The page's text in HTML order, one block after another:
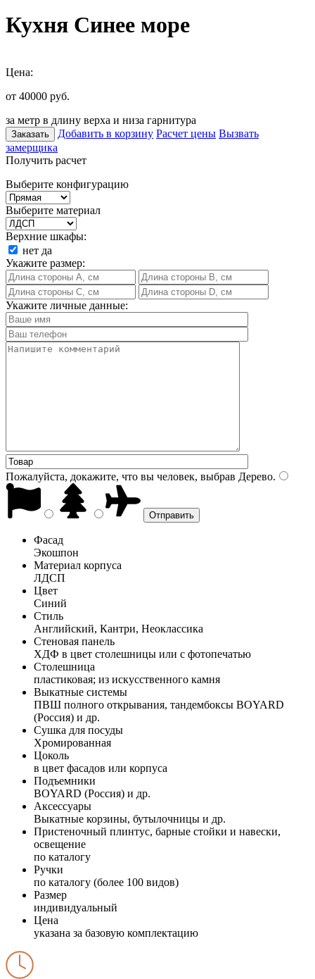
Кухня Синее море
Цена:
от 40000 руб.
за метр в длину верха и низа гарнитура
Заказать Добавить в корзину Расчет цены Вызвать
замерщика
Получить расчет
Выберите конфигурацию
Выберите материал
Верхние шкафы:
нет да
Укажите размер:
Укажите личные данные:
Пожалуйста, докажите, что вы человек, выбрав Дерево.
Фасад
Экошпон
Материал корпуса
ЛДСП
Цвет
Синий
Стиль
Английский, Кантри, Неоклассика
Стеновая панель
ХДФ в цвет столешницы или с фотопечатью
Столешница
пластиковая; из искусственного камня
Выкатные системы
ПВШ полного открывания, тандембоксы BOYARD
(Россия) и др.
Сушка для посуды
Хромированная
Цоколь
в цвет фасадов или корпуса
Подъемники
BOYARD (Россия) и др.
Аксессуары
Выкатные корзины, бутылочницы и др.
Пристеночный плинтус, барные стойки и навески,
освещение
по каталогу
Ручки
по каталогу (более 100 видов)
Размер
индивидуальный
Цена
указана за базовую комплектацию